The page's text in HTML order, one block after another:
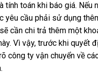
tính toán khi báo giá. Nếu
yêu cầu phải sử dụng
cần chi trả thêm một
Vì vậy, trước khi quyết
công ty vận chuyển về